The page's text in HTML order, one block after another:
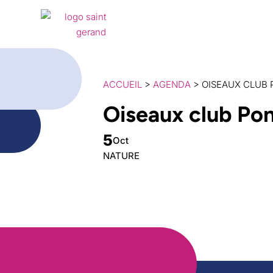
ACCUEIL> AGENDA> OISEAUX CLUB
Oiseaux club
5Oct
NATURE